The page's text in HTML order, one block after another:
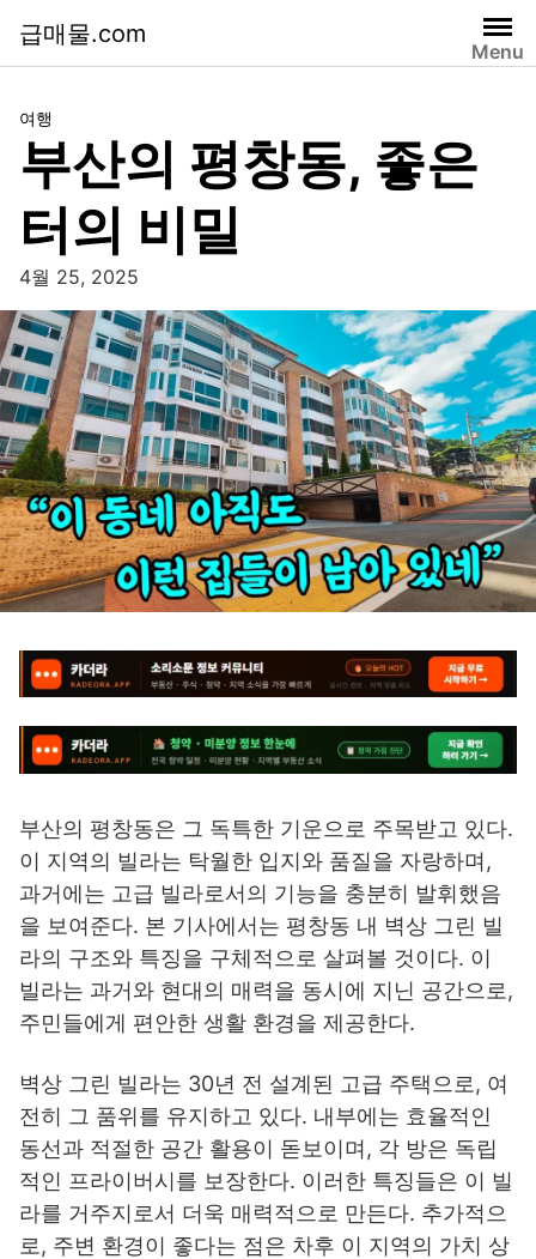
급매물.com
Menu
여행
부산의 평창동, 좋은
터의 비밀
4월 25, 2025
부산의 평창동은 그 독특한 기운으로 주목받고 있다.
이 지역의 빌라는 탁월한 입지와 품질을 자랑하며,
과거에는 고급 빌라로서의 기능을 충분히 발휘했음
을 보여준다. 본 기사에서는 평창동 내 벽상 그린 빌
라의 구조와 특징을 구체적으로 살펴볼 것이다. 이
빌라는 과거와 현대의 매력을 동시에 지닌 공간으로,
주민들에게 편안한 생활 환경을 제공한다.
벽상 그린 빌라는 30년 전 설계된 고급 주택으로, 여
전히 그 품위를 유지하고 있다. 내부에는 효율적인
동선과 적절한 공간 활용이 돋보이며, 각 방은 독립
적인 프라이버시를 보장한다. 이러한 특징들은 이 빌
라를 거주지로서 더욱 매력적으로 만든다. 추가적으
로, 주변 환경이 좋다는 점은 차후 이 지역의 가치 상